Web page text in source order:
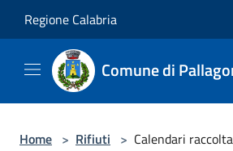
Regione Calabria
Comune di
Home > Rifiuti > Calendari